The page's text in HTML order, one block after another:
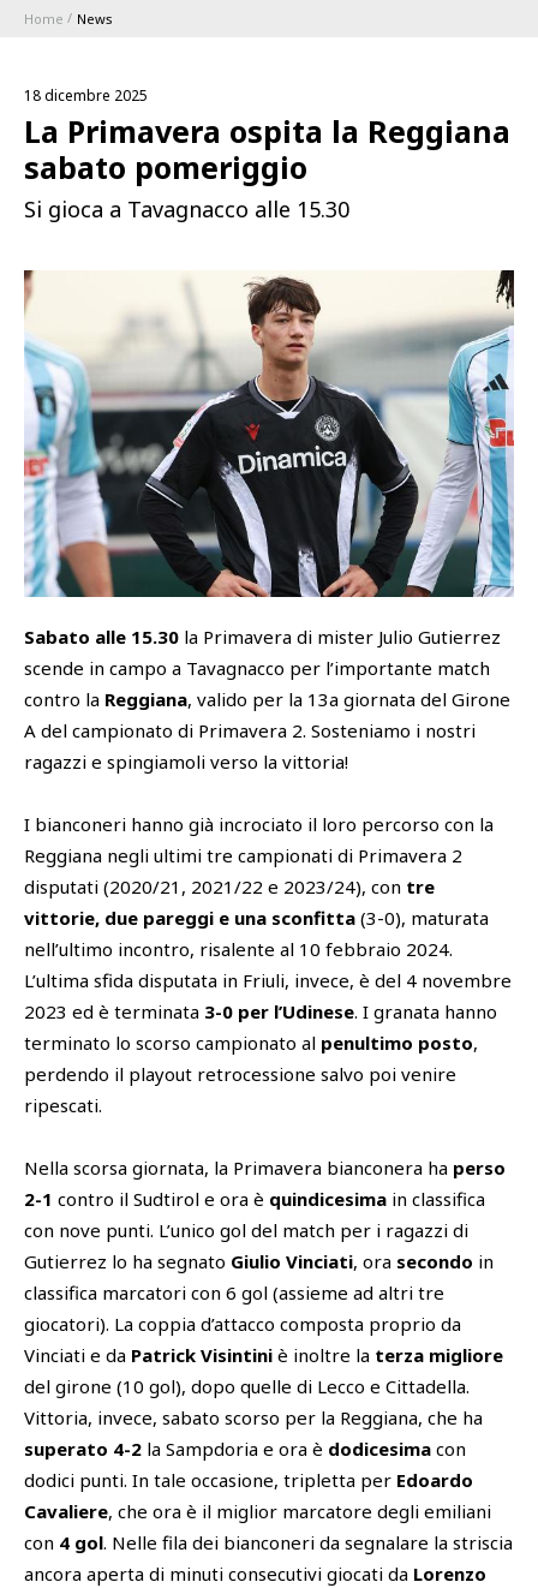
1896 MEMBERSHIP PROGRAM
STAGIONE
Serie A
Coppa Italia
Calendari e Risultati
Classifiche
Cattedra Universidad Europea
Esports
BLUENERGY STADIUM
MEETING CENTER
SPONSOR
SQUADRE
SHOP
PHOTOGALLERY
Home News
18 dicembre 2025
La Primavera ospita la Reggiana
sabato pomeriggio
Si gioca a Tavagnacco alle 15.30
Sabato alle 15.30 la Primavera di mister Julio Gutierrez
scende in campo a Tavagnacco per l’importante match
contro la Reggiana, valido per la 13a giornata del Girone
A del campionato di Primavera 2. Sosteniamo i nostri
ragazzi e spingiamoli verso la vittoria!
I bianconeri hanno già incrociato il loro percorso con la
Reggiana negli ultimi tre campionati di Primavera 2
disputati (2020/21, 2021/22 e 2023/24), con tre
vittorie, due pareggi e una sconfitta (3-0), maturata
nell’ultimo incontro, risalente al 10 febbraio 2024.
L’ultima sfida disputata in Friuli, invece, è del 4 novembre
2023 ed è terminata 3-0 per l’Udinese. I granata hanno
terminato lo scorso campionato al penultimo posto,
perdendo il playout retrocessione salvo poi venire
ripescati.
Nella scorsa giornata, la Primavera bianconera ha perso
2-1 contro il Sudtirol e ora è quindicesima in classifica
con nove punti. L’unico gol del match per i ragazzi di
Gutierrez lo ha segnato Giulio Vinciati, ora secondo in
classifica marcatori con 6 gol (assieme ad altri tre
giocatori). La coppia d’attacco composta proprio da
Vinciati e da Patrick Visintini è inoltre la terza migliore
del girone (10 gol), dopo quelle di Lecco e Cittadella.
Vittoria, invece, sabato scorso per la Reggiana, che ha
superato 4-2 la Sampdoria e ora è dodicesima con
dodici punti. In tale occasione, tripletta per Edoardo
Cavaliere, che ora è il miglior marcatore degli emiliani
con 4 gol. Nelle fila dei bianconeri da segnalare la striscia
ancora aperta di minuti consecutivi giocati da Lorenzo